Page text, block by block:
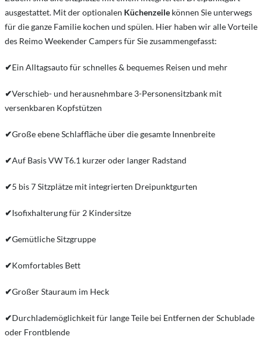
ausgestattet. Mit der optionalen Küchenzeile können Sie unterwegs
für die ganze Familie kochen und spülen. Hier haben wir alle Vorteile
des Reimo Weekender Campers für Sie zusammengefasst:
✔Ein Alltagsauto für schnelles & bequemes Reisen und mehr
✔Verschieb- und herausnehmbare 3-Personensitzbank mit
versenkbaren Kopfstützen
✔Große ebene Schlaffläche über die gesamte Innenbreite
✔Auf Basis VW T6.1 kurzer oder langer Radstand
✔5 bis 7 Sitzplätze mit integrierten Dreipunktgurten
✔Isofixhalterung für 2 Kindersitze
✔Gemütliche Sitzgruppe
✔Komfortables Bett
✔Großer Stauraum im Heck
✔Durchlademöglichkeit für lange Teile bei Entfernen der Schublade
oder Frontblende